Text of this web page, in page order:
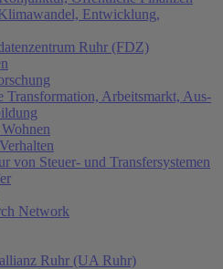
Entwicklung,
Ruhr (FDZ)
Transformation, Arbeitsmarkt, Aus-
von Steuer- und Transfersystemen
Network
Ruhr (UA Ruhr)